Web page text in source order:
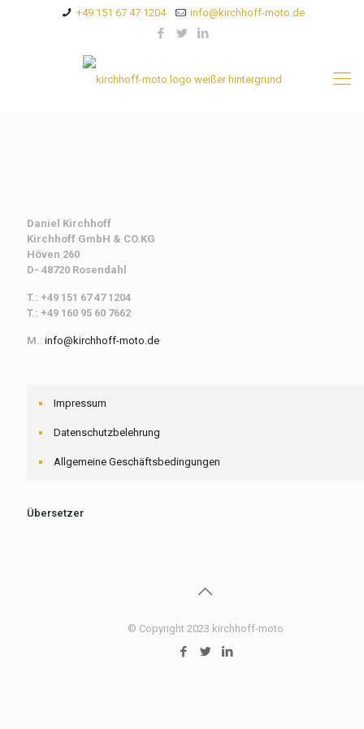
+49 151 67 47 1204 info@kirchhoff-moto.de
Daniel Kirchhoff
Kirchhoff GmbH & CO.KG
Höven 260
D- 48720 Rosendahl
T.: +49 151 67 47 1204
T.: +49 160 95 60 7662
M.: info@kirchhoff-moto.de
Impressum
Datenschutzbelehrung
Allgemeine Geschäftsbedingungen
Übersetzer
© Copyright 2023 kirchhoff-moto